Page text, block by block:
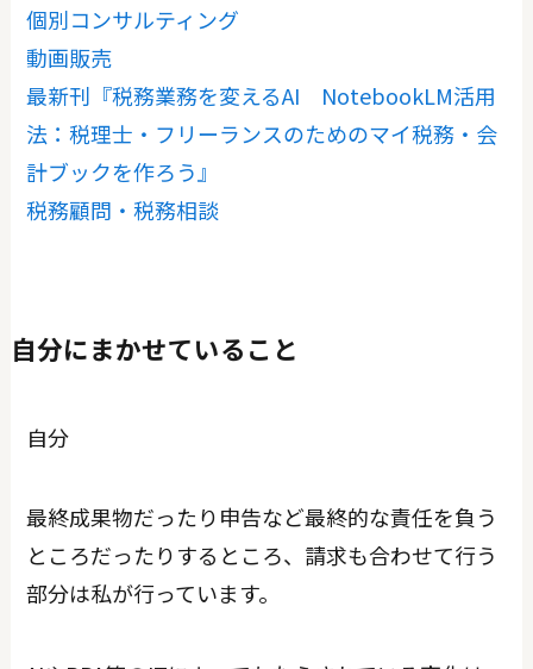
個別コンサルティング
動画販売
最新刊『税務業務を変えるAI NotebookLM活用
法：税理士・フリーランスのためのマイ税務・会
計ブックを作ろう』
税務顧問・税務相談
自分にまかせていること
自分
最終成果物だったり申告など最終的な責任を負う
ところだったりするところ、請求も合わせて行う
部分は私が行っています。